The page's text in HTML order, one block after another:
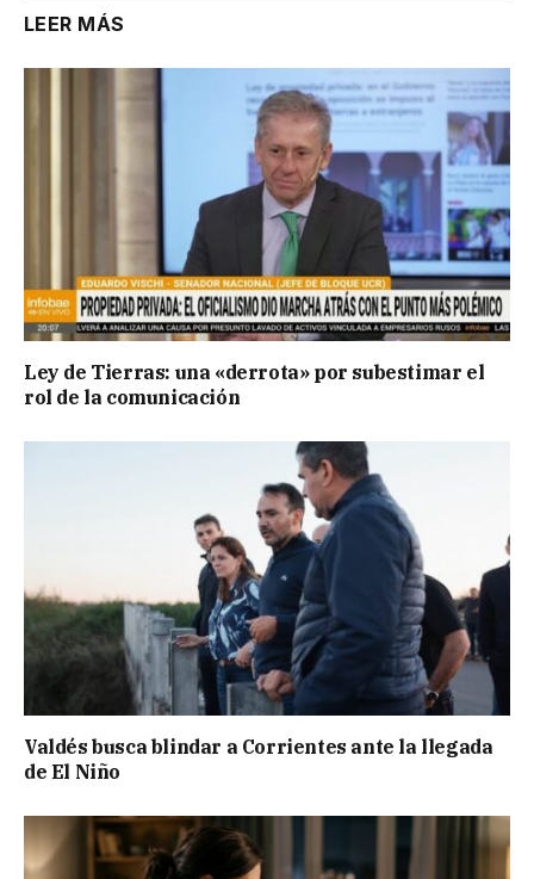
LEER MÁS
Ley de Tierras: una «derrota» por subestimar el
rol de la comunicación
Valdés busca blindar a Corrientes ante la llegada
de El Niño